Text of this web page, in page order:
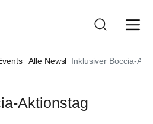
Alle News
Inklusiver Boccia-
Aktionstag